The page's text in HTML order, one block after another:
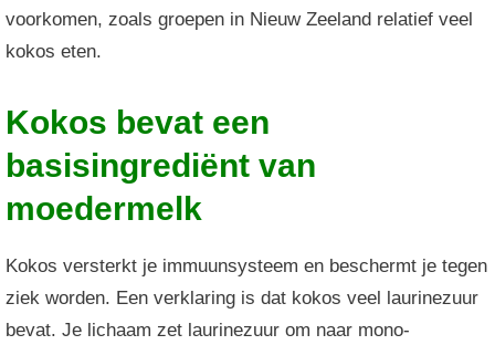
voorkomen, zoals groepen in Nieuw Zeeland relatief veel
kokos eten.
Kokos bevat een
basisingrediënt van
moedermelk
Kokos versterkt je immuunsysteem en beschermt je tegen
ziek worden. Een verklaring is dat kokos veel laurinezuur
bevat. Je lichaam zet laurinezuur om naar mono-